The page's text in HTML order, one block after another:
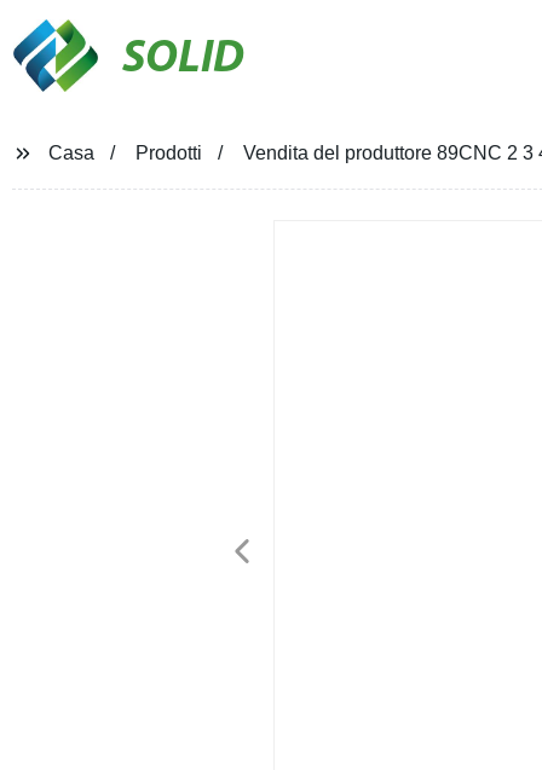
SOLID
Casa Prodotti Vendita del produttore 89CNC 2